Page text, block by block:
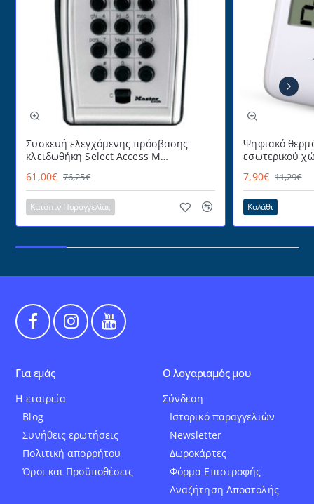
Συσκευή ελεγχόμενης πρόσβασης
κλειδωθήκη Select Access Μ
προστατευτικό κάλυμμα
61,00€ 76,25€
Κατόπιν Παραγγελίας
Ψηφιακό
εσωτερικού
επιτραπέζια
για επιτοίχια
7,90€ 11,29€
Καλάθι
Για εμάς
Η εταιρεία
Blog
Συνήθεις ερωτήσεις
Πολιτική απορρήτου
Όροι και Προϋποθέσεις
Ο λογαριαμός μου
Σύνδεση
Ιστορικό παραγγελιών
Newsletter
Δωροκάρτες
Φόρμα Επιστροφής
Αναζήτηση Αποστολής